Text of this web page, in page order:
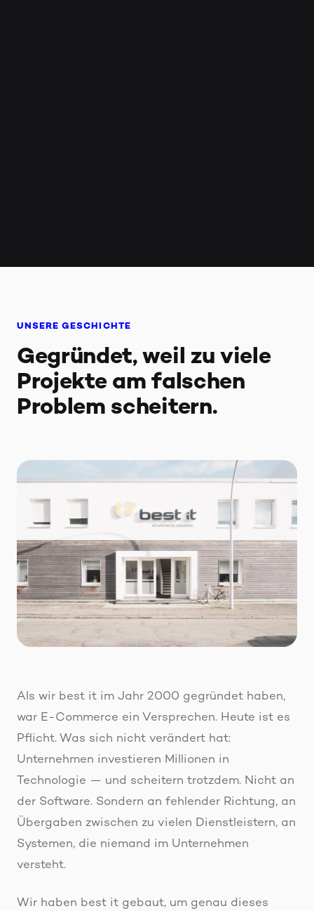
UNSERE GESCHICHTE
Gegründet, weil zu viele
Projekte am falschen
Problem scheitern.
Als wir best it im Jahr 2000 gegründet haben,
war E-Commerce ein Versprechen. Heute ist es
Pflicht. Was sich nicht verändert hat:
Unternehmen investieren Millionen in
Technologie — und scheitern trotzdem. Nicht an
der Software. Sondern an fehlender Richtung, an
Übergaben zwischen zu vielen Dienstleistern, an
Systemen, die niemand im Unternehmen
versteht.
Wir haben best it gebaut, um genau dieses